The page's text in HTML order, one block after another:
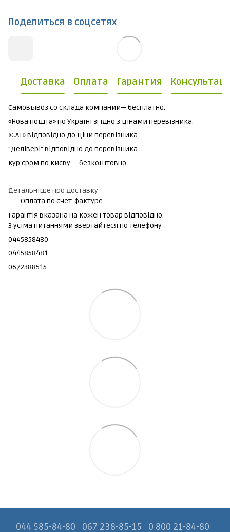
Поделиться в соцсетях
Доставка Оплата Гарантия
Самовывоз со склада компании— бесплатно.
«Нова пошта» по Україні згідно з цінами перевізника.
«САТ» відповідно до ціни перевізника.
"Делівері" відповідно до перевізника.
Кур'єром по Києву — безкоштовно.
Детальніше про доставку
Оплата по счет-фактуре.
Гарантія вказана на кожен товар відповідно.
З усіма питаннями звертайтеся по телефону
0445858480
0445858481
0672388515
044 585-84-80 067 238-85-15 0 800 21-84-80